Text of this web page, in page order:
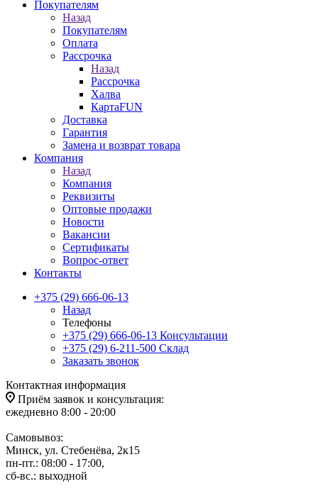
Покупателям
Назад
Покупателям
Оплата
Рассрочка
Назад
Рассрочка
Халва
КартаFUN
Доставка
Гарантия
Замена и возврат товара
Компания
Назад
Компания
Реквизиты
Оптовые продажи
Новости
Вакансии
Сертификаты
Вопрос-ответ
Контакты
+375 (29) 666-06-13
Назад
Телефоны
+375 (29) 666-06-13 Консультации
+375 (29) 6-211-500 Склад
Заказать звонок
Контактная информация
Приём заявок и консультация:
ежедневно 8:00 - 20:00
Самовывоз:
Минск, ул. Стебенёва, 2к15
пн-пт.: 08:00 - 17:00,
сб-вс.: выходной